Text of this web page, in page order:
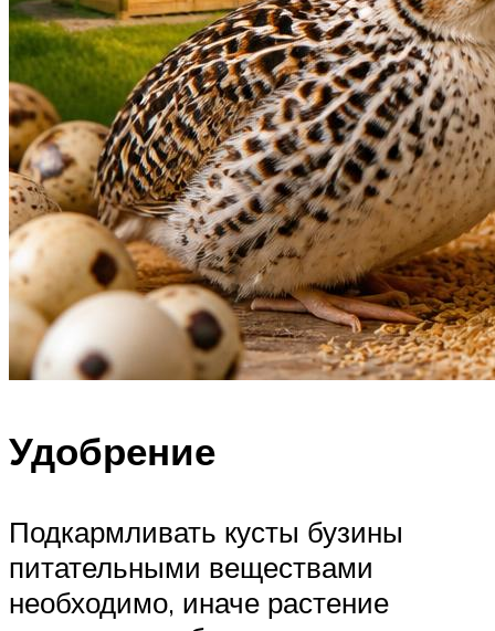
Удобрение
Подкармливать кусты бузины
питательными веществами
необходимо, иначе растение